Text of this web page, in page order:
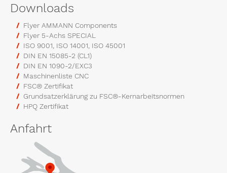
Downloads
Flyer AMMANN Components
Flyer 5-Achs SPECIAL
ISO 9001, ISO 14001, ISO 45001
DIN EN 15085-2 (CL1)
DIN EN 1090-2/EXC3
Maschinenliste CNC
FSC® Zertifikat
Grundsatzerklärung zu FSC®-Kernarbeitsnormen
HPQ Zertifikat
Anfahrt